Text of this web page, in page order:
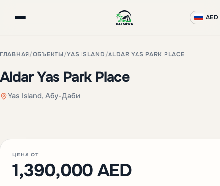
AED
ГЛАВНАЯ/ОБЪЕКТЫ/YAS ISLAND /ALDAR YAS PARK PLACE
Aldar Yas Park Place
Yas Island, Абу-Даби
ЦЕНА ОТ
1,390,000 AED